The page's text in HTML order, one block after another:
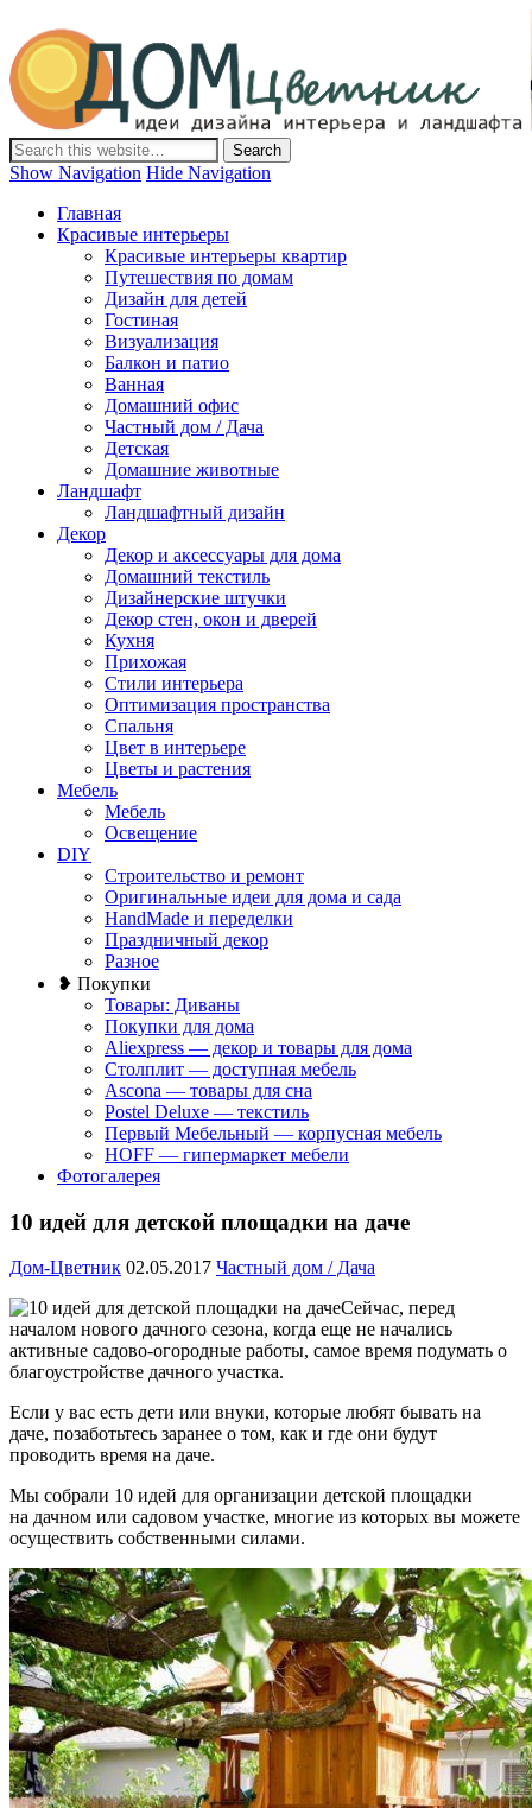
Дом-Цветник
Дизайн интерьера и ландшафта, декор и обустройство дома.
Идеи со всего мира.
Show Navigation Hide Navigation
Главная
Красивые интерьеры
Красивые интерьеры квартир
Путешествия по домам
Дизайн для детей
Гостиная
Визуализация
Балкон и патио
Ванная
Домашний офис
Частный дом / Дача
Детская
Домашние животные
Ландшафт
Ландшафтный дизайн
Декор
Декор и аксессуары для дома
Домашний текстиль
Дизайнерские штучки
Декор стен, окон и дверей
Кухня
Прихожая
Стили интерьера
Оптимизация пространства
Спальня
Цвет в интерьере
Цветы и растения
Мебель
Мебель
Освещение
DIY
Строительство и ремонт
Оригинальные идеи для дома и сада
HandMade и переделки
Праздничный декор
Разное
❥ Покупки
Товары: Диваны
Покупки для дома
Aliexpress — декор и товары для дома
Столплит — доступная мебель
Ascona — товары для сна
Postel Deluxe — текстиль
Первый Мебельный — корпусная мебель
HOFF — гипермаркет мебели
Фотогалерея
10 идей для детской площадки на даче
Дом-Цветник 02.05.2017 Частный дом / Дача
Сейчас, перед
началом нового дачного сезона, когда еще не начались
активные садово-огородные работы, самое время подумать о
благоустройстве дачного участка.
Если у вас есть дети или внуки, которые любят бывать на
даче, позаботьтесь заранее о том, как и где они будут
проводить время на даче.
Мы собрали 10 идей для организации детской площадки
на дачном или садовом участке, многие из которых вы можете
осуществить собственными силами.